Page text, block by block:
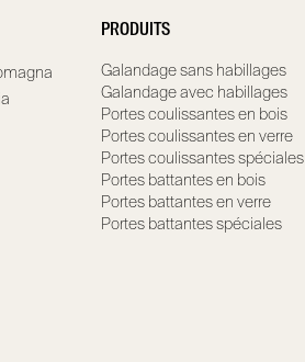
PRODUITS
Galandage sans habillages
Galandage avec habillages
Portes coulissantes en bois
Portes coulissantes en verre
Portes coulissantes spéciales
Portes battantes en bois
Portes battantes en verre
Portes battantes spéciales